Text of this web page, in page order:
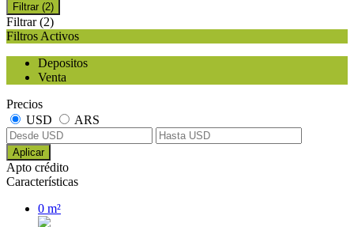
Filtrar (2)
Filtrar (2)
Filtros Activos
Depositos
Venta
Precios
USD
ARS
Aplicar
Apto crédito
Características
0 m²